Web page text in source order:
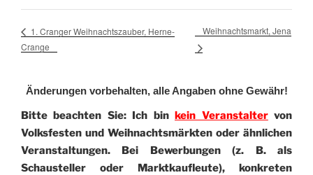
1. Cranger Weihnachtszauber, Herne-
Crange
Weihnachtsmarkt, Jena
Änderungen vorbehalten, alle Angaben ohne Gewähr!
Bitte beachten Sie: Ich binkein Veranstaltervon
Volksfesten und Weihnachtsmärkten oder ähnlichen
Veranstaltungen. Bei Bewerbungen (z. B. als
Schausteller oder Marktkaufleute), konkreten